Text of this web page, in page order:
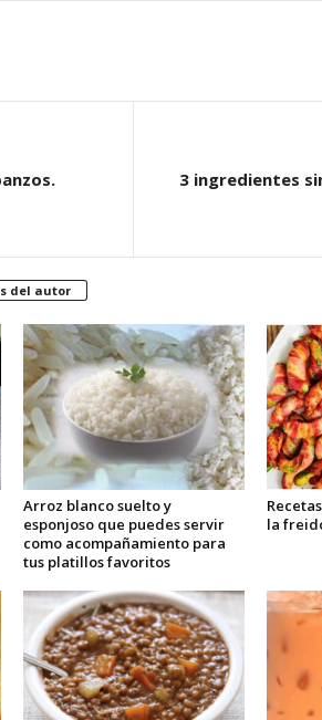
3 ingredientes
del autor
Arroz blanco suelto y
esponjoso que puedes servir
como acompañamiento para
tus platillos favoritos
la